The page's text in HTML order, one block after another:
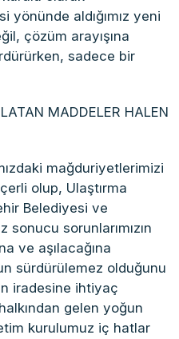
aldığımız yeni
çözüm arayışına
sadece bir
MADDELER HALEN
mağduriyetlerimizi
olup, Ulaştırma
Belediyesi ve
sonucu sorunlarımızın
ve aşılacağına
sürdürülemez olduğunu
iradesine ihtiyaç
gelen yoğun
kurulumuz iç hatlar